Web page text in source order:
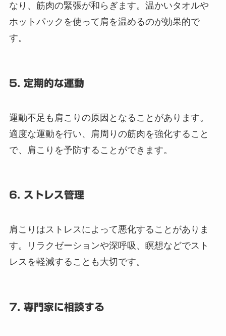
なり、筋肉の緊張が和らぎます。温かいタオルや
ホットパックを使って肩を温めるのが効果的で
す。
5. 定期的な運動
運動不足も肩こりの原因となることがあります。
適度な運動を行い、肩周りの筋肉を強化すること
で、肩こりを予防することができます。
6. ストレス管理
肩こりはストレスによって悪化することがありま
す。リラクゼーションや深呼吸、瞑想などでスト
レスを軽減することも大切です。
7. 専門家に相談する